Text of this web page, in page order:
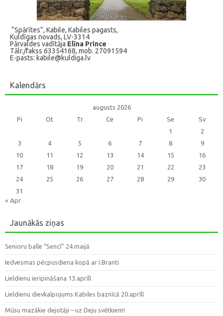
“Spārītes”, Kabile, Kabiles pagasts,
Kuldīgas novads, LV-3314
Pārvaldes vadītāja Elīna Prince
Tālr./fakss 63354168, mob. 27091594
E-pasts: kabile@kuldiga.lv
Kalendārs
augusts 2026
Pi
Ot Tr Ce Pi Se
Sv
1
2
3
4 5 6 7 8
9
10
11 12 13 14 15
16
17
18 19 20 21 22
23
24
25 26 27 28 29
30
31
« Apr
Jaunākās ziņas
Senioru balle “Sencī” 24.maijā
Iedvesmas pēcpusdiena kopā ar I.Branti
Lieldienu ieripināšana 13.aprīlī
Lieldienu dievkalpojums Kabiles baznīcā 20.aprīlī
Mūsu mazākie dejotāji – uz Deju svētkiem!